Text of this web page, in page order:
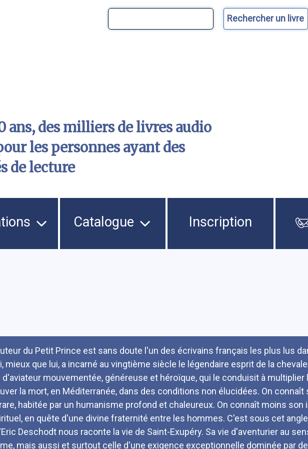
ans, des milliers de livres audio
les personnes ayant des
de lecture
Catalogue Inscription
du Petit Prince est sans doute l'un des écrivains français les plus lus
mieux que lui, a incarné au vingtième siècle le légendaire esprit de la
d'aviateur mouvementée, généreuse et héroïque, qui le conduisit à multiplier
la mort, en Méditerranée, dans des conditions non élucidées. On
habitée par un humanisme profond et chaleureux. On connaît moins son
en quête d'une divine fraternité entre les hommes. C'est sous cet
Deschodt nous raconte la vie de Saint-Exupéry. Sa vie d'aventurier au
mais aussi et surtout celle d'une exigence exceptionnelle dominée par